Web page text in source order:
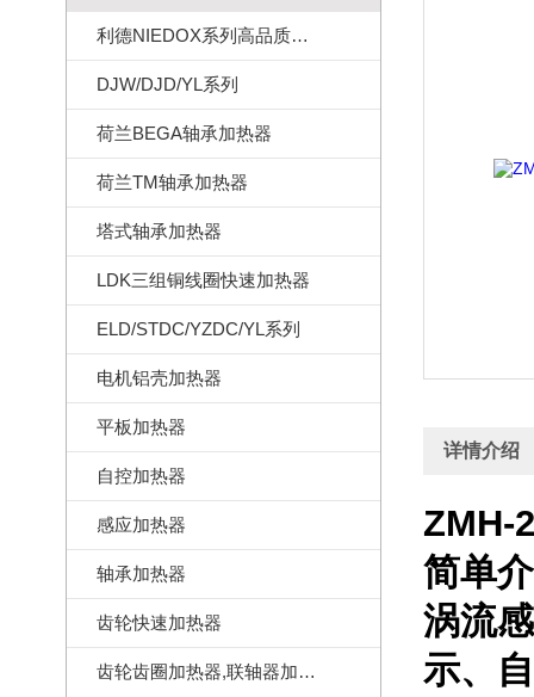
利德NIEDOX系列高品质轴承加热器
DJW/DJD/YL系列
荷兰BEGA轴承加热器
荷兰TM轴承加热器
塔式轴承加热器
LDK三组铜线圈快速加热器
ELD/STDC/YZDC/YL系列
电机铝壳加热器
平板加热器
自控加热器
感应加热器
轴承加热器
齿轮快速加热器
齿轮齿圈加热器,联轴器加热器
详情介绍
ZMH-
简单
涡流
示、